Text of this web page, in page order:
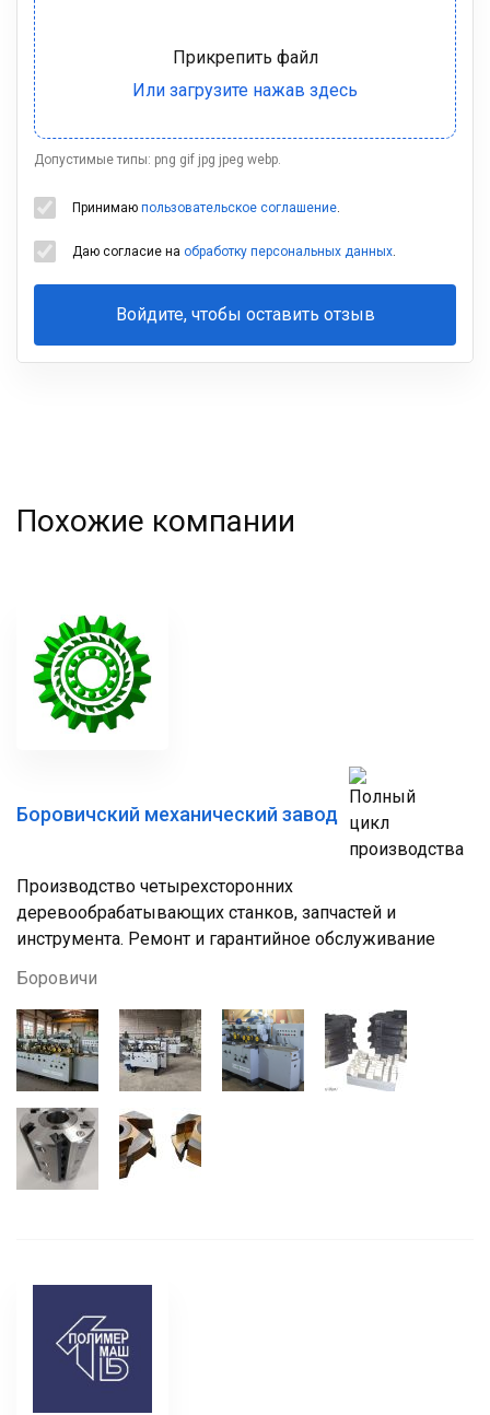
Допустимые типы: png gif jpg jpeg webp.
Принимаю пользовательское соглашение.
Даю согласие на обработку персональных данных.
Войдите, чтобы оставить отзыв
Ваша
Похожие компании
Боровичский механический завод
Производство четырехсторонних
деревообрабатывающих станков, запчастей и
инструмента. Ремонт и гарантийное обслуживание
Боровичи